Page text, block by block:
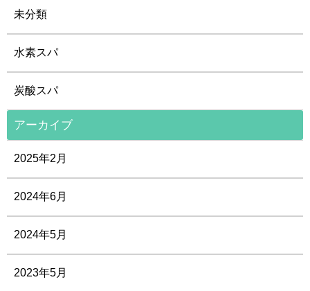
未分類
水素スパ
炭酸スパ
アーカイブ
2025年2月
2024年6月
2024年5月
2023年5月